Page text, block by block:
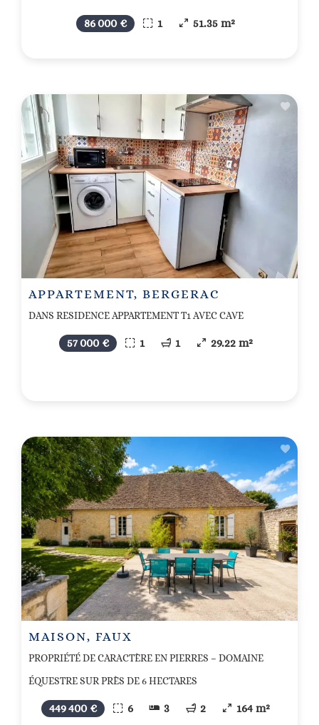
86 000 € 1 51.35 m²
APPARTEMENT, BERGERAC
DANS RESIDENCE APPARTEMENT T1 AVEC CAVE
57 000 € 1 1 29.22 m²
MAISON, FAUX
PROPRIÉTÉ DE CARACTÈRE EN PIERRES – DOMAINE
ÉQUESTRE SUR PRÈS DE 6 HECTARES
449 400 € 6 3 2 164 m²